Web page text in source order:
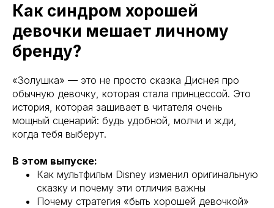
Как синдром хорошей
девочки мешает личному
бренду?
«Золушка» — это не просто сказка Диснея про
обычную девочку, которая стала принцессой. Это
история, которая зашивает в читателя очень
мощный сценарий: будь удобной, молчи и жди,
когда тебя выберут.
В этом выпуске:
Как мультфильм Disney изменил оригинальную
сказку и почему эти отличия важны
Почему стратегия «быть хорошей девочкой»